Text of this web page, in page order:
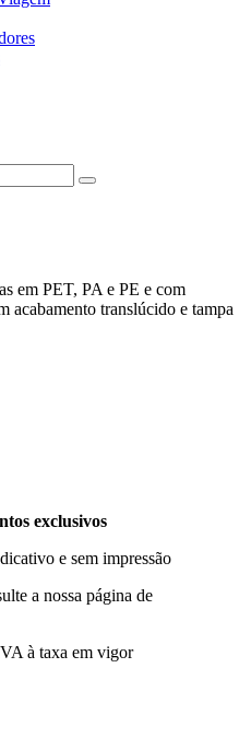
em PET, PA e PE e com
acabamento translúcido e tampa
exclusivos
e sem impressão
a nossa página de
à taxa em vigor